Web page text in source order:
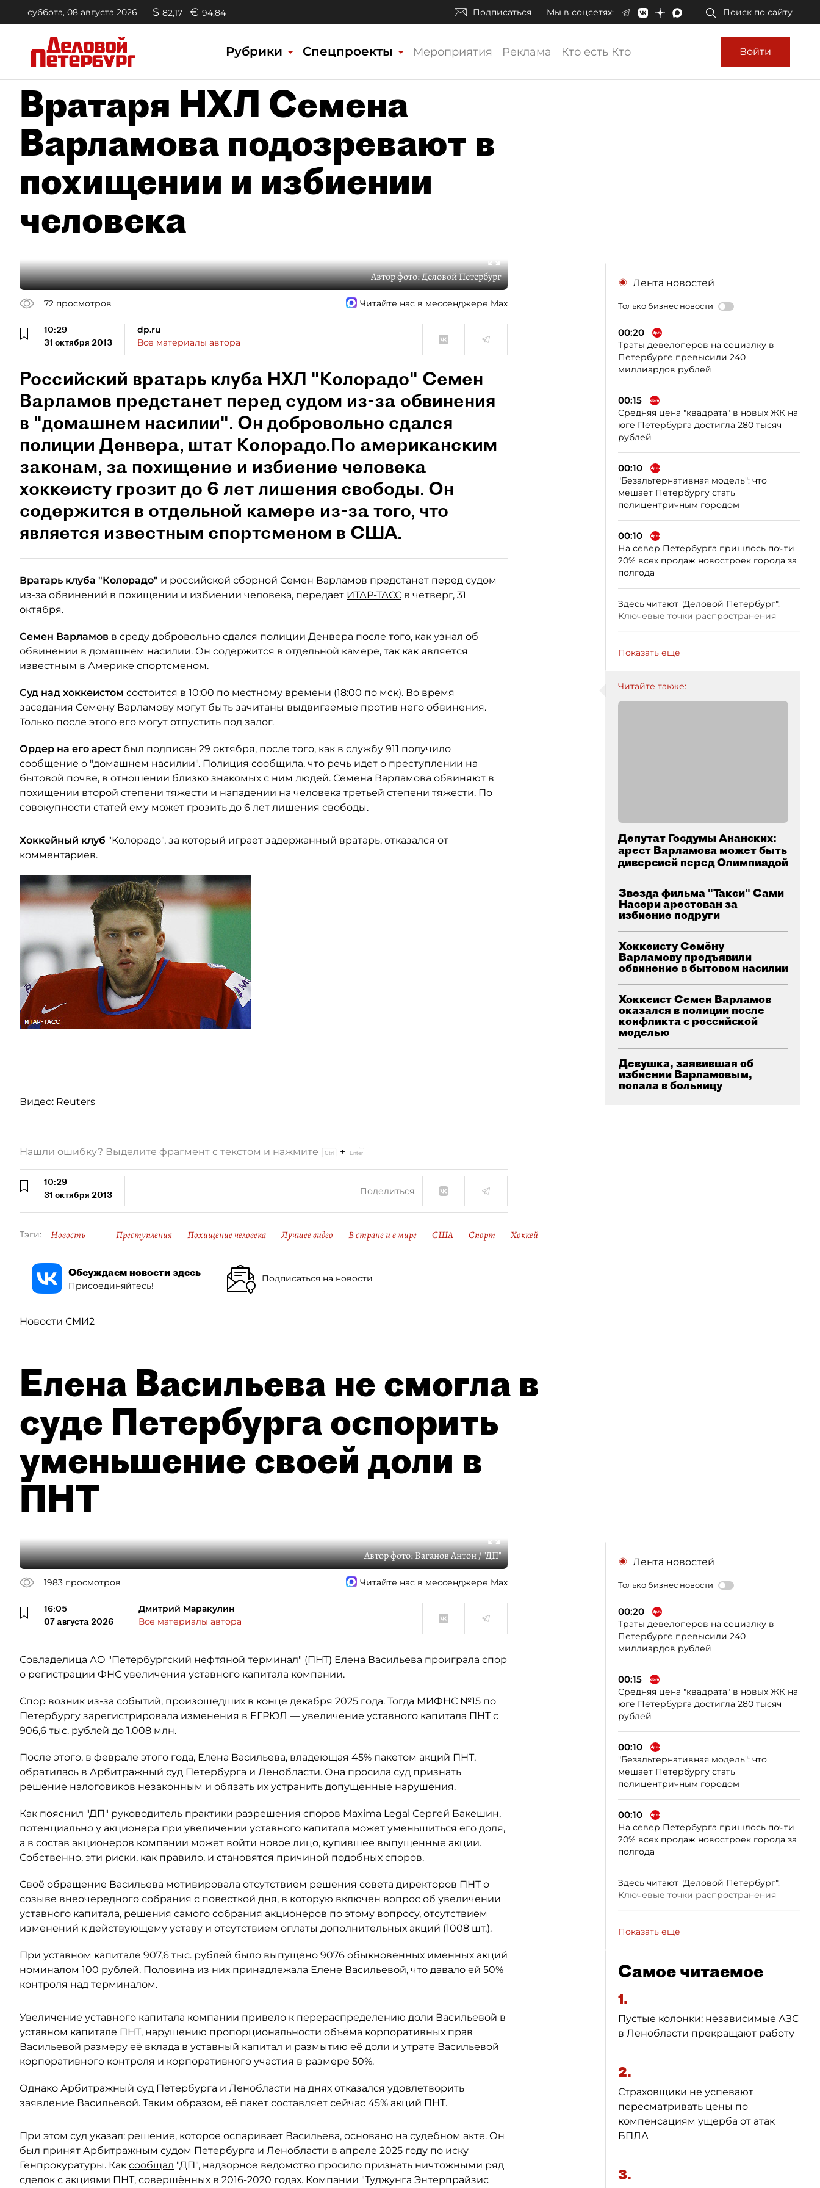
суббота, 08 августа 2026 $ 82,17 € 94,84 Подписаться Мы в соцсетях: Поиск по сайту
Рубрики Спецпроекты Мероприятия Реклама Кто есть Кто Войти
Вратаря НХЛ Семена
Варламова подозревают в
похищении и избиении
человека
Автор фото:Деловой Петербург
72 просмотров Читайте нас в мессенджере Max
10:29
31 октября 2013
dp.ru
Все материалы автора
Российский вратарь клуба НХЛ "Колорадо" Семен
Варламов предстанет перед судом из-за обвинения
в "домашнем насилии". Он добровольно сдался
полиции Денвера, штат Колорадо.По американским
законам, за похищение и избиение человека
хоккеисту грозит до 6 лет лишения свободы. Он
содержится в отдельной камере из-за того, что
является известным спортсменом в США.
Вратарь клуба "Колорадо" и российской сборной Семен Варламов предстанет перед судом
из-за обвинений в похищении и избиении человека, передает ИТАР-ТАСС в четверг, 31
октября.
Семен Варламов в среду добровольно сдался полиции Денвера после того, как узнал об
обвинении в домашнем насилии. Он содержится в отдельной камере, так как является
известным в Америке спортсменом.
Суд над хоккеистом состоится в 10:00 по местному времени (18:00 по мск). Во время
заседания Семену Варламову могут быть зачитаны выдвигаемые против него обвинения.
Только после этого его могут отпустить под залог.
Ордер на его арестбыл подписан 29 октября, после того, как в службу 911 получило
сообщение о "домашнем насилии". Полиция сообщила, что речь идет о преступлении на
бытовой почве, в отношении близко знакомых с ним людей. Семена Варламова обвиняют в
похищении второй степени тяжести и нападении на человека третьей степени тяжести. По
совокупности статей ему может грозить до 6 лет лишения свободы.
Хоккейный клуб "Колорадо", за который играет задержанный вратарь, отказался от
комментариев.
Видео: Reuters
Лента новостей
Только бизнес новости
00:20
Траты девелоперов на социалку в
Петербурге превысили 240
миллиардов рублей
00:15
Средняя цена "квадрата" в новых ЖК на
юге Петербурга достигла 280 тысяч
рублей
00:10
"Безальтернативная модель": что
мешает Петербургу стать
полицентричным городом
00:10
На север Петербурга пришлось почти
20% всех продаж новостроек города за
полгода
Здесь читают "Деловой Петербург".
Ключевые точки распространения
Показать ещё
Читайте также:
Депутат Госдумы Ананских:
арест Варламова может быть
диверсией перед Олимпиадой
Звезда фильма "Такси" Сами
Насери арестован за
избиение подруги
Хоккеисту Семёну
Варламову предъявили
обвинение в бытовом насилии
Хоккеист Семен Варламов
оказался в полиции после
конфликта с российской
моделью
Девушка, заявившая об
избиении Варламовым,
попала в больницу
Нашли ошибку? Выделите фрагмент с текстом и нажмите +
10:29
31 октября 2013
Поделиться:
Тэги: Новость Преступления Похищение человека Лучшее видео В стране и в мире США Спорт Хоккей
Обсуждаем новости здесь
Присоединяйтесь!
Подписаться на новости
Новости СМИ2
Елена Васильева не смогла в
суде Петербурга оспорить
уменьшение своей доли в
ПНТ
Автор фото:Ваганов Антон / "ДП"
1983 просмотров Читайте нас в мессенджере Max
16:05
07 августа 2026
Дмитрий Маракулин
Все материалы автора
Совладелица АО "Петербургский нефтяной терминал" (ПНТ) Елена Васильева проиграла спор
о регистрации ФНС увеличения уставного капитала компании.
Спор возник из-за событий, произошедших в конце декабря 2025 года. Тогда МИФНС №15 по
Петербургу зарегистрировала изменения в ЕГРЮЛ — увеличение уставного капитала ПНТ с
906,6 тыс. рублей до 1,008 млн.
После этого, в феврале этого года, Елена Васильева, владеющая 45% пакетом акций ПНТ,
обратилась в Арбитражный суд Петербурга и Ленобласти. Она просила суд признать
решение налоговиков незаконным и обязать их устранить допущенные нарушения.
Как пояснил "ДП" руководитель практики разрешения споров Maxima Legal Сергей Бакешин,
потенциально у акционера при увеличении уставного капитала может уменьшиться его доля,
а в состав акционеров компании может войти новое лицо, купившее выпущенные акции.
Собственно, эти риски, как правило, и становятся причиной подобных споров.
Своё обращение Васильева мотивировала отсутствием решения совета директоров ПНТ о
созыве внеочередного собрания с повесткой дня, в которую включён вопрос об увеличении
уставного капитала, решения самого собрания акционеров по этому вопросу, отсутствием
изменений к действующему уставу и отсутствием оплаты дополнительных акций (1008 шт.).
При уставном капитале 907,6 тыс. рублей было выпущено 9076 обыкновенных именных акций
номиналом 100 рублей. Половина из них принадлежала Елене Васильевой, что давало ей 50%
контроля над терминалом.
Увеличение уставного капитала компании привело к перераспределению доли Васильевой в
уставном капитале ПНТ, нарушению пропорциональности объёма корпоративных прав
Васильевой размеру её вклада в уставный капитал и размытию её доли и утрате Васильевой
корпоративного контроля и корпоративного участия в размере 50%.
Однако Арбитражный суд Петербурга и Ленобласти на днях отказался удовлетворить
заявление Васильевой. Таким образом, её пакет составляет сейчас 45% акций ПНТ.
При этом суд указал: решение, которое оспаривает Васильева, основано на судебном акте. Он
был принят Арбитражным судом Петербурга и Ленобласти в апреле 2025 году по иску
Генпрокуратуры. Как сообщал "ДП", надзорное ведомство просило признать ничтожными ряд
сделок с акциями ПНТ, совершённых в 2016-2020 годах. Компании "Туджунга Энтерпрайзис
Лента новостей
Только бизнес новости
00:20
Траты девелоперов на социалку в
Петербурге превысили 240
миллиардов рублей
00:15
Средняя цена "квадрата" в новых ЖК на
юге Петербурга достигла 280 тысяч
рублей
00:10
"Безальтернативная модель": что
мешает Петербургу стать
полицентричным городом
00:10
На север Петербурга пришлось почти
20% всех продаж новостроек города за
полгода
Здесь читают "Деловой Петербург".
Ключевые точки распространения
Показать ещё
Самое читаемое
1.
Пустые колонки: независимые АЗС
в Ленобласти прекращают работу
2.
Страховщики не успевают
пересматривать цены по
компенсациям ущерба от атак
БПЛА
3.